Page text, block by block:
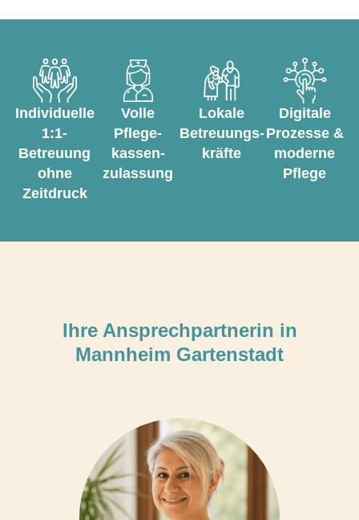
Individuelle
1:1-
Betreuung
ohne
Zeitdruck
Volle
Pflege­
kassen­
zulassung
Lokale
Betreuungs­
kräfte
Digitale
Prozesse &
moderne
Pflege
Ihre Ansprechpartnerin in
Mannheim Gartenstadt